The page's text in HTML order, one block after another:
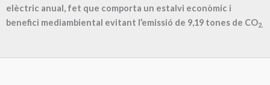
elèctric anual, fet que comporta un estalvi econòmic i
benefici mediambiental evitant l’emissió de 9,19 tones de CO2.